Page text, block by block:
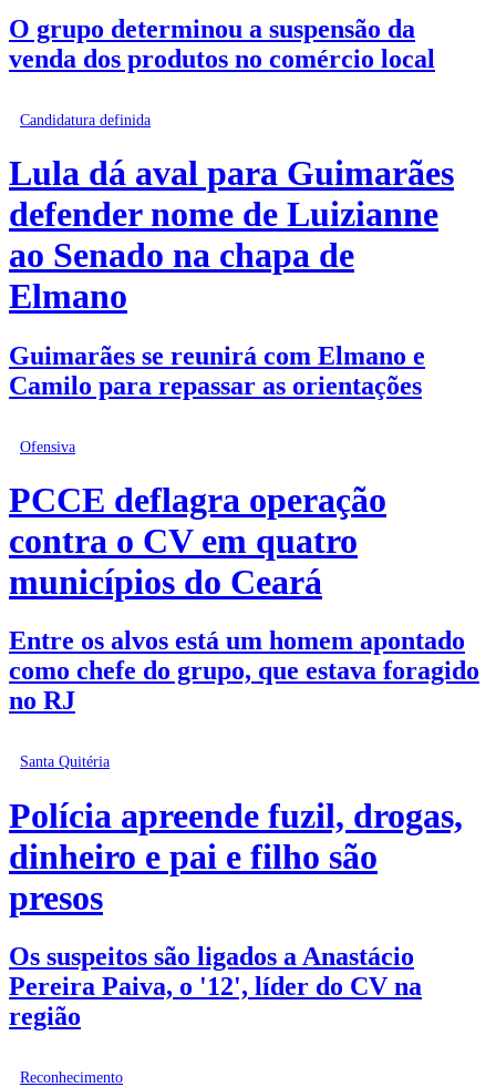
O grupo determinou a suspensão da
venda dos produtos no comércio local
Candidatura definida
Lula dá aval para Guimarães
defender nome de Luizianne
ao Senado na chapa de
Elmano
Guimarães se reunirá com Elmano e
Camilo para repassar as orientações
Ofensiva
PCCE deflagra operação
contra o CV em quatro
municípios do Ceará
Entre os alvos está um homem apontado
como chefe do grupo, que estava foragido
no RJ
Santa Quitéria
Polícia apreende fuzil, drogas,
dinheiro e pai e filho são
presos
Os suspeitos são ligados a Anastácio
Pereira Paiva, o '12', líder do CV na
região
Reconhecimento